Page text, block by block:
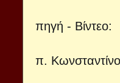
πηγή - Βίντεο:
π.